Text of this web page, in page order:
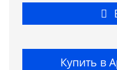
Купить в